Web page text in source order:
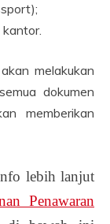
melakukan
dokumen
memberikan
lebih lanjut
Penawaran